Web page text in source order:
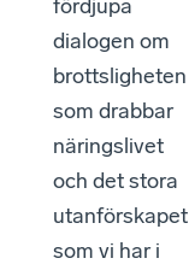
fördjupa
dialogen om
brottsligheten
som drabbar
näringslivet
och det stora
utanförskapet
som vi har i